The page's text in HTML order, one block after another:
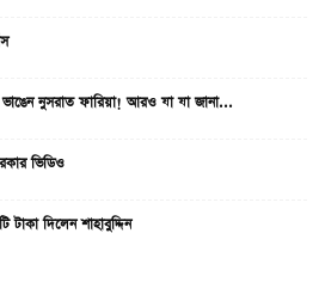
নুসরাত ফারিয়া! আরও যা যা জানা...
ভিডিও
দিলেন শাহাবুদ্দিন